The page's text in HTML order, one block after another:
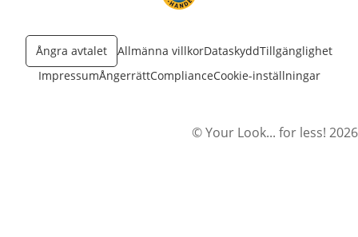
öppnas i nytt fönster
Ångra avtalet Allmänna villkorDataskyddTillgänglighet
ImpressumÅngerrättComplianceCookie-inställningar
© Your Look... for less! 2026